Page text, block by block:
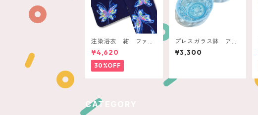
注染浴衣 紺 ファン
タジックバタフライ
¥4,620
30%OFF
プレスガラス鉢 アク
アブルー ミルキーリ
ム
¥3,300
CATEGORY